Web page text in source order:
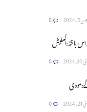
2024
0
باختہ:اکھلیش
2024
0
2024
0